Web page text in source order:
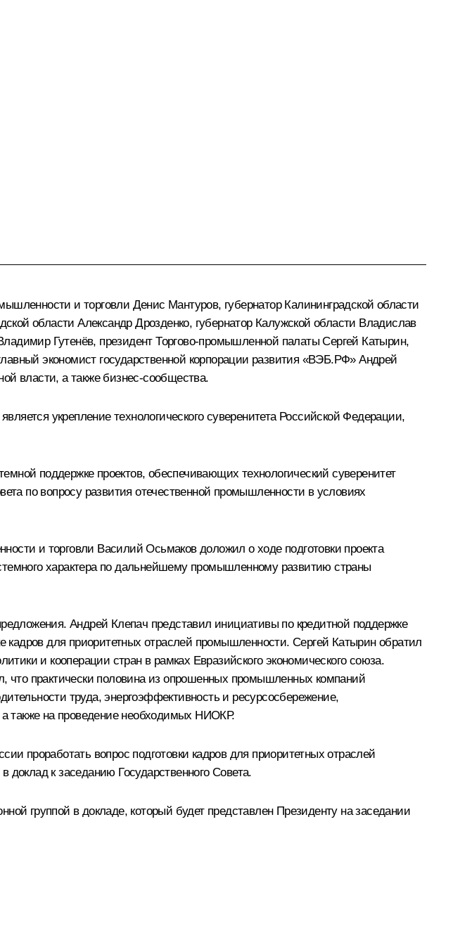
и торговли Денис Мантуров, губернатор Калининградской области
областиАлександр Дрозденко, губернатор Калужской области Владислав
Гутенёв, президент Торгово-промышленной палатыСергей Катырин,
экономист государственной корпорации развития «ВЭБ.РФ» Андрей
власти, а также бизнес-сообщества.
укрепление технологического суверенитета Российской Федерации,
поддержке проектов, обеспечивающих технологический суверенитет
по вопросу развития отечественной промышленности в условиях
и торговли Василий Осьмаков доложил о ходе подготовки проекта
характера по дальнейшему промышленному развитию страны
Андрей Клепач представил инициативы по кредитной поддержке
кадров для приоритетных отраслей промышленности. Сергей Катырин обратил
и кооперации стран в рамках Евразийского экономического союза.
что практически половина из опрошенных промышленных компаний
труда, энергоэффективность и ресурсосбережение,
также на проведение необходимых НИОКР.
проработать вопрос подготовки кадров для приоритетных отраслей
к заседанию Государственного Совета.
группой в докладе, который будет представлен Президенту на заседании